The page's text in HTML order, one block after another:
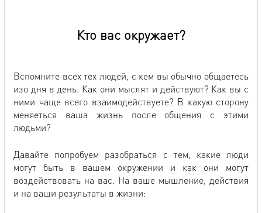
Кто вас окружает?
Вспомните всех тех людей, с кем вы обычно общаетесь
изо дня в день. Как они мыслят и действуют? Как вы с
ними чаще всего взаимодействуете? В какую сторону
меняеться ваша жизнь после общения с этими
людьми?
Давайте попробуем разобраться с тем, какие люди
могут быть в вашем окружении и как они могут
воздействовать на вас. На ваше мышление, действия
и на ваши результаты в жизни: